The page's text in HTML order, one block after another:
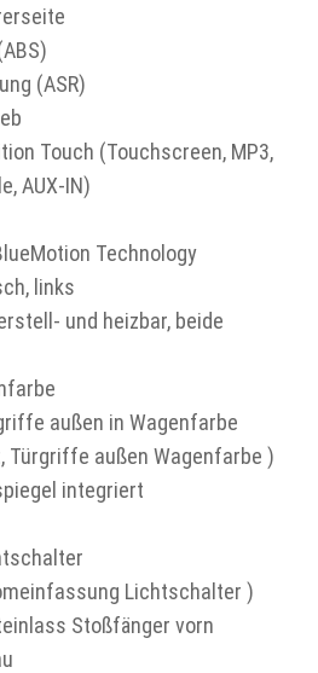
(ASR)
Touch (Touchscreen, MP3,
AUX-IN)
Technology
links
und heizbar, beide
außen in Wagenfarbe
Türgriffe außen Wagenfarbe )
integriert
Lichtschalter )
Stoßfänger vorn